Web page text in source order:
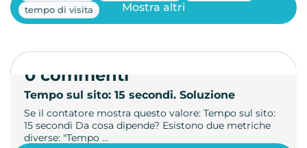
tempo di visita
Tempo sul sito: 15 secondi. Soluzione
Se il contatore mostra questo valore: Tempo sul sito:
15 secondi Da cosa dipende? Esistono due metriche
diverse: "Tempo …
Mostra altri
0 commenti